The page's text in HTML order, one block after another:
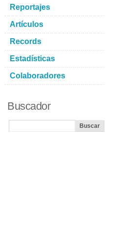
Reportajes
Artículos
Records
Estadísticas
Colaboradores
Buscador